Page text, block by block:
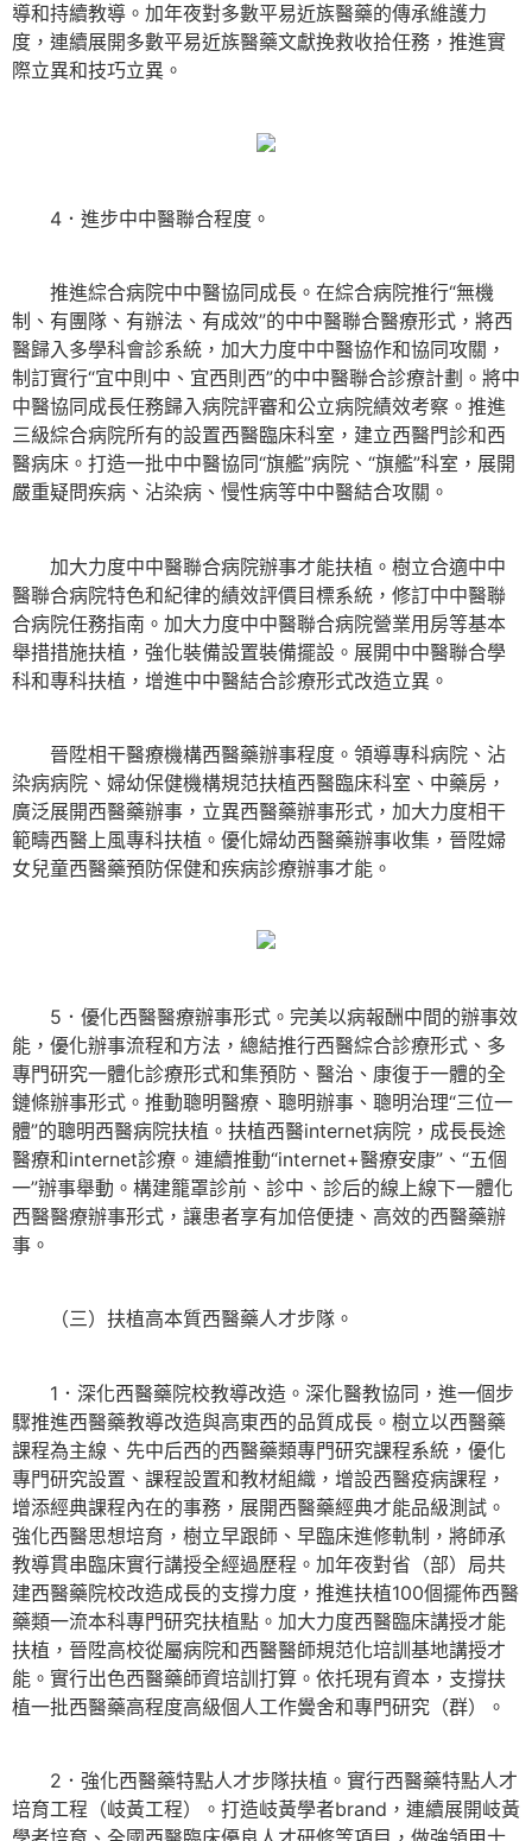
導和持續教導。加年夜對多數平易近族醫藥的傳承維護力
度，連續展開多數平易近族醫藥文獻挽救收拾任務，推進實
際立異和技巧立異。
4．進步中中醫聯合程度。
推進綜合病院中中醫協同成長。在綜合病院推行“無機
制、有團隊、有辦法、有成效”的中中醫聯合醫療形式，將西
醫歸入多學科會診系統，加大力度中中醫協作和協同攻關，
制訂實行“宜中則中、宜西則西”的中中醫聯合診療計劃。將中
中醫協同成長任務歸入病院評審和公立病院績效考察。推進
三級綜合病院所有的設置西醫臨床科室，建立西醫門診和西
醫病床。打造一批中中醫協同“旗艦”病院、“旗艦”科室，展開
嚴重疑問疾病、沾染病、慢性病等中中醫結合攻關。
加大力度中中醫聯合病院辦事才能扶植。樹立合適中中
醫聯合病院特色和紀律的績效評價目標系統，修訂中中醫聯
合病院任務指南。加大力度中中醫聯合病院營業用房等基本
舉措措施扶植，強化裝備設置裝備擺設。展開中中醫聯合學
科和專科扶植，增進中中醫結合診療形式改造立異。
晉陞相干醫療機構西醫藥辦事程度。領導專科病院、沾
染病病院、婦幼保健機構規范扶植西醫臨床科室、中藥房，
廣泛展開西醫藥辦事，立異西醫藥辦事形式，加大力度相干
範疇西醫上風專科扶植。優化婦幼西醫藥辦事收集，晉陞婦
女兒童西醫藥預防保健和疾病診療辦事才能。
5．優化西醫醫療辦事形式。完美以病報酬中間的辦事效
能，優化辦事流程和方法，總結推行西醫綜合診療形式、多
專門研究一體化診療形式和集預防、醫治、康復于一體的全
鏈條辦事形式。推動聰明醫療、聰明辦事、聰明治理“三位一
體”的聰明西醫病院扶植。扶植西醫internet病院，成長長途
醫療和internet診療。連續推動“internet+醫療安康”、“五個
一”辦事舉動。構建籠罩診前、診中、診后的線上線下一體化
西醫醫療辦事形式，讓患者享有加倍便捷、高效的西醫藥辦
事。
（三）扶植高本質西醫藥人才步隊。
1．深化西醫藥院校教導改造。深化醫教協同，進一個步
驟推進西醫藥教導改造與高東西的品質成長。樹立以西醫藥
課程為主線、先中后西的西醫藥類專門研究課程系統，優化
專門研究設置、課程設置和教材組織，增設西醫疫病課程，
增添經典課程內在的事務，展開西醫藥經典才能品級測試。
強化西醫思想培育，樹立早跟師、早臨床進修軌制，將師承
教導貫串臨床實行講授全經過歷程。加年夜對省（部）局共
建西醫藥院校改造成長的支撐力度，推進扶植100個擺佈西醫
藥類一流本科專門研究扶植點。加大力度西醫臨床講授才能
扶植，晉陞高校從屬病院和西醫醫師規范化培訓基地講授才
能。實行出色西醫藥師資培訓打算。依托現有資本，支撐扶
植一批西醫藥高程度高級個人工作黌舍和專門研究（群）。
2．強化西醫藥特點人才步隊扶植。實行西醫藥特點人才
培育工程（岐黃工程）。打造岐黃學者brand，連續展開岐黃